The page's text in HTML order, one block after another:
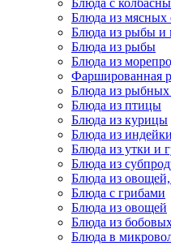
Блюда из мясных
Блюда из рыбы и
Блюда из рыбы
Блюда из
Фаршированная
Блюда из рыбных
Блюда из птицы
Блюда из курицы
Блюда из индейки
Блюда из утки и
Блюда из
Блюда из
Блюда с грибами
Блюда из овощей
Блюда из
Блюда в